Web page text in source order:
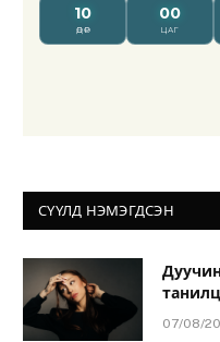
СҮҮЛД НЭМЭГДСЭН
07/08/